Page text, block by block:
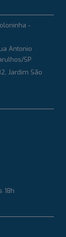
-
Antonio
SP
Jardim São
18h